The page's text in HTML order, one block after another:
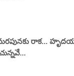
మరపునకు రాక...